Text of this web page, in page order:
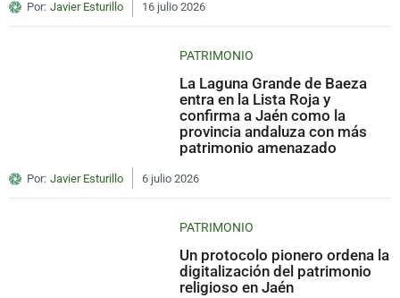
Por: Javier Esturillo 16 julio 2026
PATRIMONIO
La Laguna Grande de Baeza
entra en la Lista Roja y
confirma a Jaén como la
provincia andaluza con más
patrimonio amenazado
Por: Javier Esturillo 6 julio 2026
PATRIMONIO
Un protocolo pionero ordena la
digitalización del patrimonio
religioso en Jaén